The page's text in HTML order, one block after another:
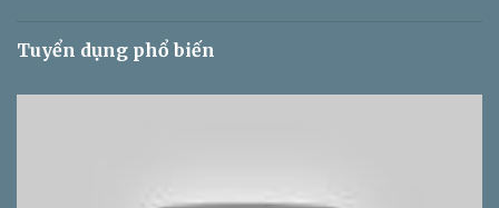
Tuyển dụng phổ biến